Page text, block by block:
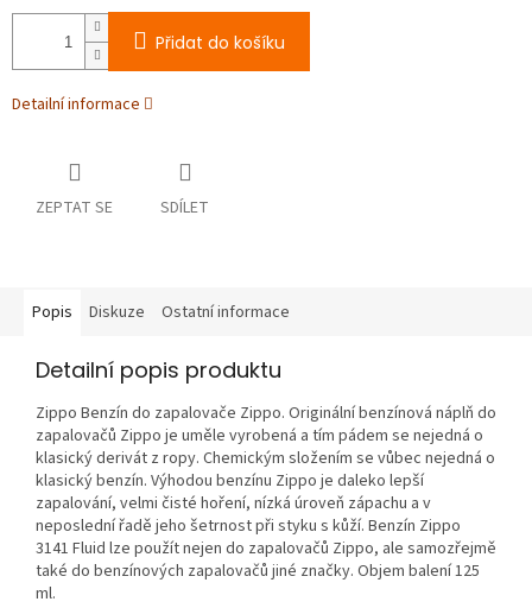
Přidat do košíku
Detailní informace
ZEPTAT SE SDÍLET
Popis Diskuze Ostatní informace
Detailní popis produktu
Zippo Benzín do zapalovače Zippo. Originální benzínová náplň do
zapalovačů Zippo je uměle vyrobená a tím pádem se nejedná o
klasický derivát z ropy. Chemickým složením se vůbec nejedná o
klasický benzín. Výhodou benzínu Zippo je daleko lepší
zapalování, velmi čisté hoření, nízká úroveň zápachu a v
neposlední řadě jeho šetrnost při styku s kůží. Benzín Zippo
3141 Fluid lze použít nejen do zapalovačů Zippo, ale samozřejmě
také do benzínových zapalovačů jiné značky. Objem balení 125
ml.